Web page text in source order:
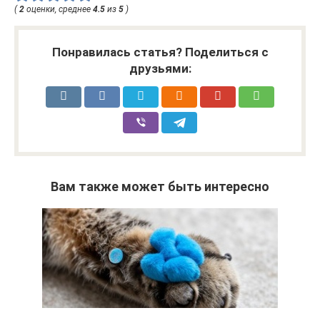
( 2 оценки, среднее 4.5 из 5 )
Понравилась статья? Поделиться с
друзьями:
Вам также может быть интересно